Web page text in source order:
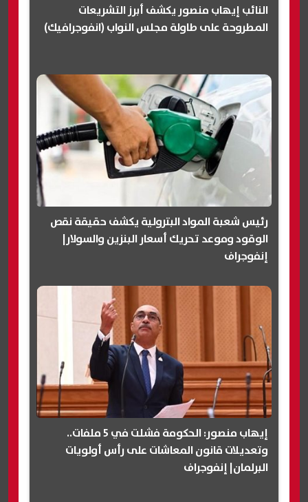
النائب إيهاب منصور يكشف أبرز التشريعات
المطروحة على طاولة مجلس النواب (انفوجرافيك)
رئيس شعبة المواد البترولية يكشف حقيقة نقص
الوقود وموعد تحريك أسعار البنزين والسولار|
إنفوجراف
إيهاب منصور: الحكومة فشلت في 5 ملفات..
وتعديلات قانون المعاشات على رأس أولويات
البرلمان| إنفوجراف